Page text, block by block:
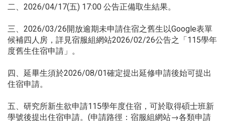
二、2026/04/17(五) 17:00 公告正備取生結果。
三、2026/03/26開放逾期未申請住宿之舊生以Google表單
候補四人房，詳見宿服組網站2026/02/26公告之「115學年
度舊生住宿申請」。
四、延畢生須於2026/08/01確定提出延修申請後始可提出
住宿申請。
五、研究所新生欲申請115學年度住宿，可於取得碩士班新
學號後提出住宿申請。(申請路徑：宿服組網站→各類申請